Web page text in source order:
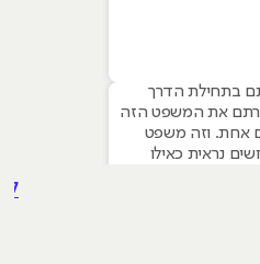
בתחילת הדרך
את המשפט הזה
אחת. וזה משפט
נראית כאילו
כבר צבר ביטחון.